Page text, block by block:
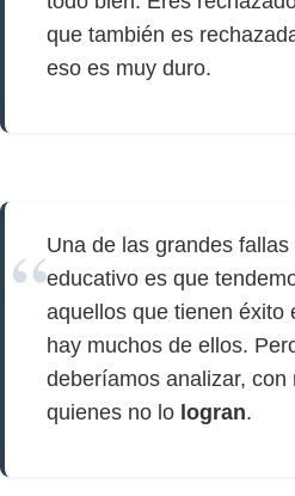
que también es
eso es muy duro.
Una de las grandes
educativo es que
aquellos que tienen éxito
hay muchos de ellos.
deberíamos analizar, con
quienes no lo logran.